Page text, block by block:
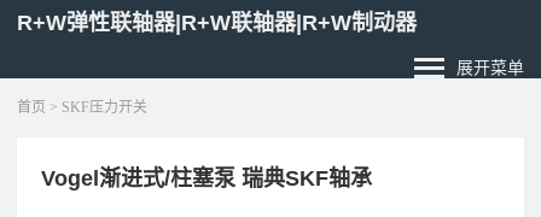
R+W弹性联轴器|R+W联轴器|R+W制动器
展开菜单
首页 > SKF压力开关
Vogel渐进式/柱塞泵 瑞典SKF轴承